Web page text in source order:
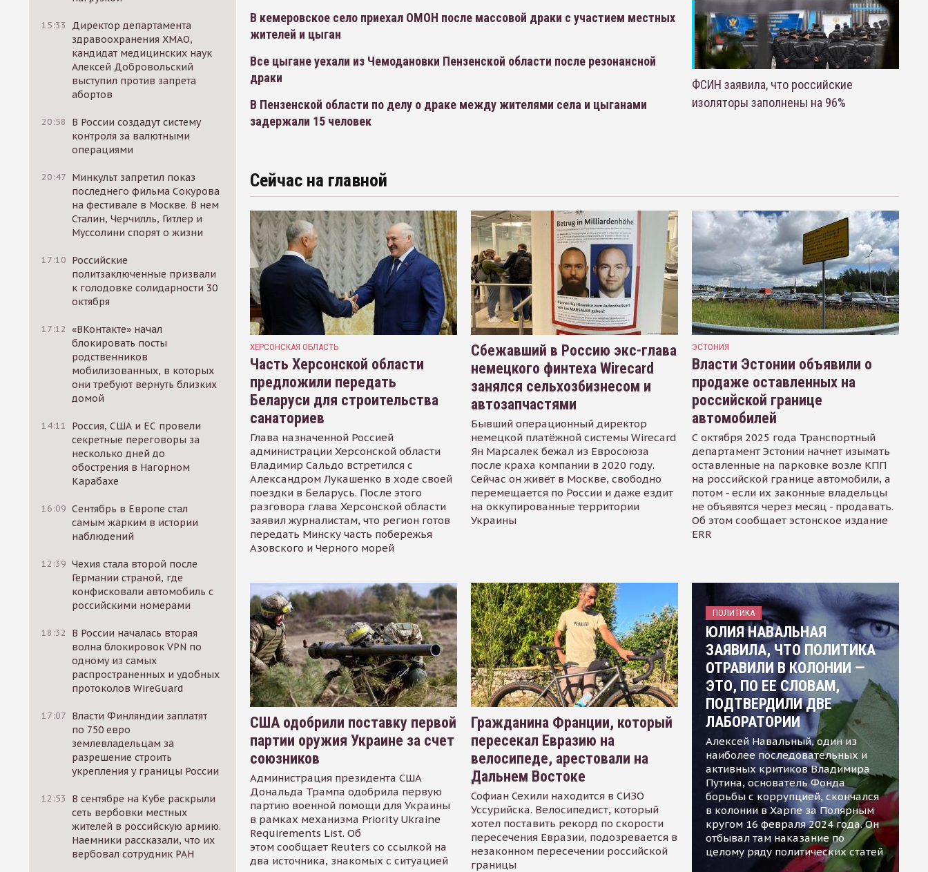
15:33
Директор департамента
здравоохранения ХМАО,
кандидат медицинских наук
Алексей Добровольский
выступил против запрета
абортов
20:58
В России создадут систему
контроля за валютными
операциями
20:47 Минкульт запретил показ
последнего фильма Сокурова
на фестивале в Москве. В нем
Сталин, Черчилль, Гитлер и
Муссолини спорят о жизни
17:10 Российские
политзаключенные призвали
к голодовке солидарности 30
октября
17:12 «ВКонтакте» начал
блокировать посты
родственников
мобилизованных, в которых
они требуют вернуть близких
домой
14:11
Россия, США и ЕС провели
секретные переговоры за
несколько дней до
обострения в Нагорном
Карабахе
16:09 Сентябрь в Европе стал
самым жарким в истории
наблюдений
12:39 Чехия стала второй после
Германии страной, где
конфисковали автомобиль с
российскими номерами
18:32
В России началась вторая
волна блокировок VPN по
одному из самых
распространенных и удобных
протоколов WireGuard
17:07 Власти Финляндии заплатят
по 750 евро
землевладельцам за
разрешение строить
укрепления у границы России
12:53
В сентябре на Кубе раскрыли
сеть вербовки местных
жителей в российскую армию.
Наемники рассказали, что их
вербовал сотрудник РАН
В кемеровское село приехал ОМОН после массовой драки с участием местных
жителей и цыган
Все цыгане уехали из Чемодановки Пензенской области после резонансной
драки
В Пензенской области по делу о драке между жителями села и цыганами
задержали 15 человек
ФСИН заявила, что российские
изоляторы заполнены на 96%
Сейчас на главной
ХЕРСОНСКАЯ ОБЛАСТЬ
Часть Херсонской области
предложили передать
Беларуси для строительства
санаториев
Глава назначенной Россией
администрации Херсонской области
Владимир Сальдо встретился с
Александром Лукашенко в ходе своей
поездки в Беларусь. После этого
разговора глава Херсонской области
заявил журналистам, что регион готов
передать Минску часть побережья
Азовского и Черного морей
Сбежавший в Россию экс-глава
немецкого финтеха Wirecard
занялся сельхозбизнесом и
автозапчастями
Бывший операционный директор
немецкой платёжной системы Wirecard
Ян Марсалек бежал из Евросоюза
после краха компании в 2020 году.
Сейчас он живёт в Москве, свободно
перемещается по России и даже ездит
на оккупированные территории
Украины
ЭСТОНИЯ
Власти Эстонии объявили о
продаже оставленных на
российской границе
автомобилей
С октября 2025 года Транспортный
департамент Эстонии начнет изымать
оставленные на парковке возле КПП
на российской границе автомобили, а
потом - если их законные владельцы
не объявятся через месяц - продавать.
Об этом сообщает эстонское издание
ERR
США одобрили поставку первой
партии оружия Украине за счет
союзников
Администрация президента США
Дональда Трампа одобрила первую
партию военной помощи для Украины
в рамках механизма Priority Ukraine
Requirements List. Об
этом сообщает Reuters со ссылкой на
два источника, знакомых с ситуацией
Гражданина Франции, который
пересекал Евразию на
велосипеде, арестовали на
Дальнем Востоке
Софиан Сехили находится в СИЗО
Уссурийска. Велосипедист, который
хотел поставить рекорд по скорости
пересечения Евразии, подозревается в
незаконном пересечении российской
границы
ПОЛИТИКА
ЮЛИЯ НАВАЛЬНАЯ
ЗАЯВИЛА, ЧТО ПОЛИТИКА
ОТРАВИЛИ В КОЛОНИИ —
ЭТО, ПО ЕЕ СЛОВАМ,
ПОДТВЕРДИЛИ ДВЕ
ЛАБОРАТОРИИ
Алексей Навальный, один из
наиболее последовательных и
активных критиков Владимира
Путина, основатель Фонда
борьбы с коррупцией, скончался
в колонии в Харпе за Полярным
кругом 16 февраля 2024 года. Он
отбывал там наказание по
целому ряду политических статей